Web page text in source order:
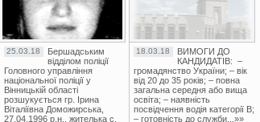
25.03.18
Бершадським
відділом поліції
Головного управління
національної поліції у
Вінницькій області
розшукується гр. Ірина
Віталіївна Доможирська,
27.04.1996 р.н., жителька с.
18.03.18
ВИМОГИ ДО
КАНДИДАТІВ: –
громадянство України; – вік
від 20 до 35 років; – повна
загальна середня або вища
освіта; – наявність
посвідчення водія категорії В;
– готовність до служби...»»